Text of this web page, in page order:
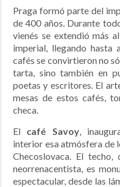
Praga formó parte del
de 400 años. Durante
vienés se extendió más
imperial, llegando hasta
cafés se convirtieron no
tarta, sino también en
poetas y escritores. El
mesas de estos cafés,
checa.
El café Savoy,
interior esa atmósfera de
Checoslovaca. El
neorrenacentista, es
espectacular, desde las